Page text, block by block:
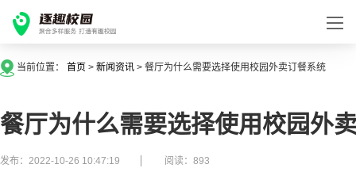
当前位置： 首页 > 新闻资讯 > 餐厅为什么需要选择使用校园外卖订餐系统
餐厅为什么需要选择使用校园外
发布：2022-10-26 10:47:19 阅读：893